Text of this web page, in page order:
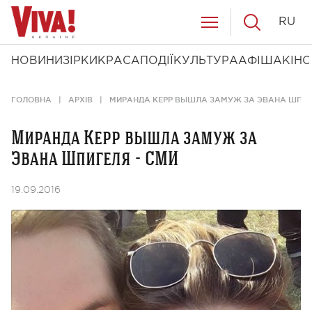
НОВИНИ ЗІРКИ КРАСА ПОДІЇ КУЛЬТУРААФІША КІНО
RU
ГОЛОВНА АРХІВ МИРАНДА КЕРР ВЫШЛА ЗАМУЖ ЗА ЭВАНА
Миранда Керр вышла замуж за
Эвана Шпигеля - СМИ
19.09.2016